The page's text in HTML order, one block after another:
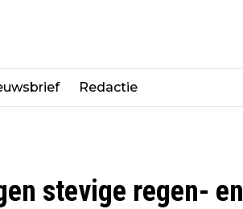
Redactie
stevige regen- en